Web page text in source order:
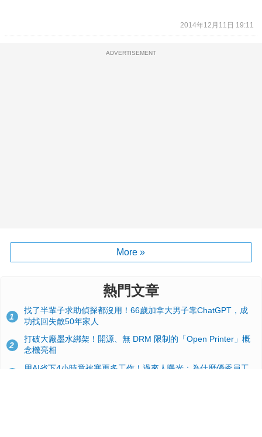
2014年12月11日 19:11
ADVERTISEMENT
More »
熱門文章
1
找了半輩子求助偵探都沒用！66歲加拿大男子靠ChatGPT，成
功找回失散50年家人
2
打破大廠墨水綁架！開源、無 DRM 限制的「Open Printer」概
念機亮相
用AI省下4小時竟被塞更多工作！過來人曝光：為什麼優秀員工